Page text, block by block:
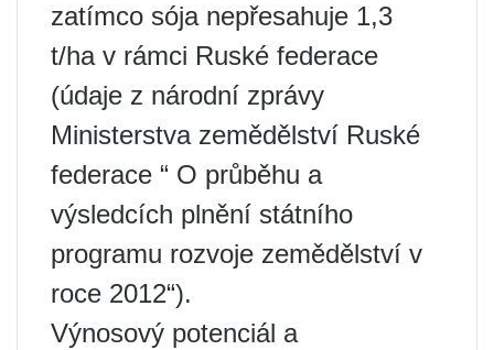
zatímco sója nepřesahuje 1,3
t/ha v rámci Ruské federace
(údaje z národní zprávy
Ministerstva zemědělství Ruské
federace “ O průběhu a
výsledcích plnění státního
programu rozvoje zemědělství v
roce 2012“).
Výnosový potenciál a